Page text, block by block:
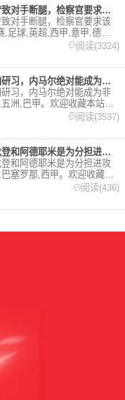
[体育报道]巴甲球员飞铲致对手断腿，检察官要求该球员在伤者缺
对手断腿，检察官要求该
足球,英超,西甲,意甲,德甲,
本站，24小时为你更新最
阅读(3324)
[五洲]职业选手：若多加研习，内马尔绝对能成为非常优秀的扑克
习，内马尔绝对能成为非
洲,巴甲。欢迎收藏本站，
球，篮球体育资讯。阅读(3537)
[足球]世体：巴萨引进戈登和阿德耶米是为分担进攻重任，解放亚
和阿德耶米是为分担进攻
塞罗那,西甲。欢迎收藏本
的足球，篮球体育资讯。
阅读(436)